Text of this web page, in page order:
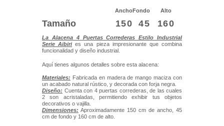
AnchoFondo Alto
Tamaño 150 45 160
La Alacena 4 Puertas Correderas Estilo Industrial
Serie Aibiries una pieza impresionante que combina
funcionalidad y diseño industrial.
Aquí tienes algunos detalles sobre esta alacena:
Materiales: Fabricada en madera de mango maciza con
un acabado natural rústico, y decorada con forja negra.
Diseño: Cuenta con 4 puertas correderas, de las cuales
2 son acristaladas, permitiendo exhibir tus objetos
decorativos o vajilla.
Dimensiones: Aproximadamente 150 cm de ancho, 45
cm de fondo y 160 cm de alto.